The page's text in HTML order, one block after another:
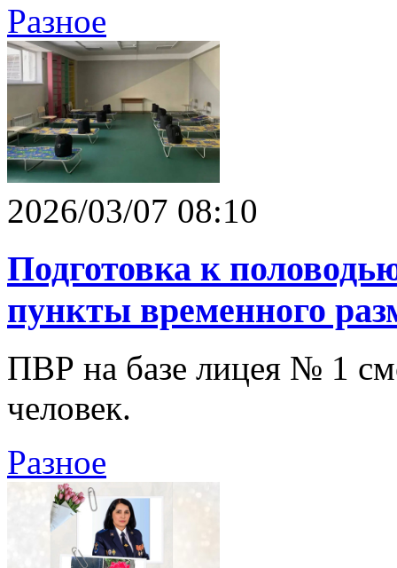
Разное
2026/03/07 08:10
Подготовка к
пункты временного
ПВР на базе лицея № 1
человек.
Разное